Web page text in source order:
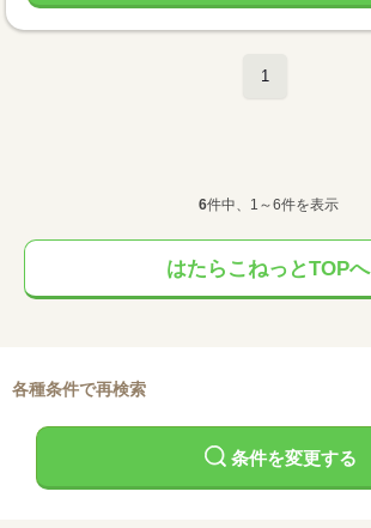
1
6件中、1～6件を表示
はたらこねっとTOPへ
各種条件で再検索
条件を変更する